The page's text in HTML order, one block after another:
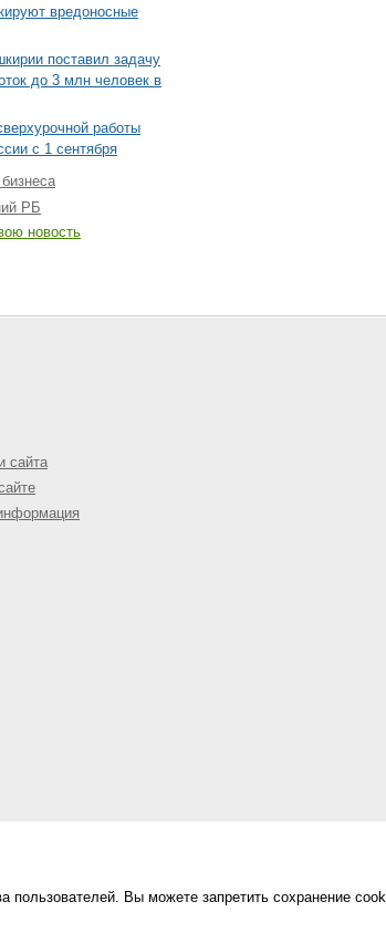
Вы можете запретить сохранение
вредоносные
поставил задачу
до 3 млн человек в
работы
с 1 сентября
РБ
новость
сайта